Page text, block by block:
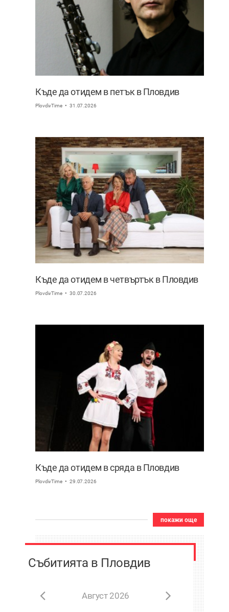
Къде да отидем в петък в Пловдив
PlovdivTime 31.07.2026
Къде да отидем в четвъртък в Пловдив
PlovdivTime 30.07.2026
Къде да отидем в сряда в Пловдив
PlovdivTime 29.07.2026
покажи още
Събитията в Пловдив
Август 2026